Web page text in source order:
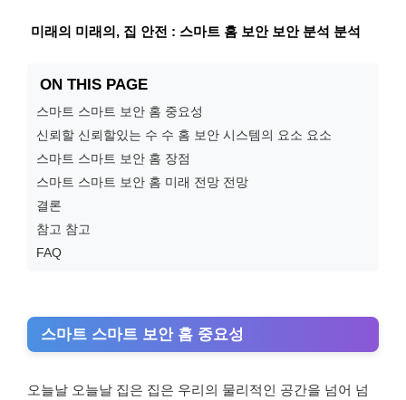
미래의 미래의, 집 안전 : 스마트 홈 보안 보안 분석 분석
ON THIS PAGE
스마트 스마트 보안 홈 중요성
신뢰할 신뢰할있는 수 수 홈 보안 시스템의 요소 요소
스마트 스마트 보안 홈 장점
스마트 스마트 보안 홈 미래 전망 전망
결론
참고 참고
FAQ
스마트 스마트 보안 홈 중요성
오늘날 오늘날 집은 집은 우리의 물리적인 공간을 넘어 넘